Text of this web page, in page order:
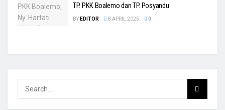
TP. PKK Boalemo dan TP. Posyandu
BY EDITOR 8 APRIL 2025 0